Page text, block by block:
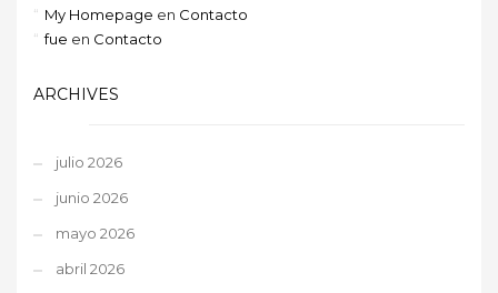
My Homepage en Contacto
fue en Contacto
ARCHIVES
julio 2026
junio 2026
mayo 2026
abril 2026